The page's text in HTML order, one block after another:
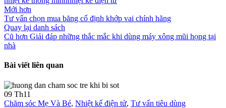
Mới hơn
Tư vấn chọn mua băng cố định khớp vai chính hãng
Quay lại danh sách
Cũ hơn Giải đáp những thắc mắc khi dùng máy xông mũi họng tại
nhà
Bài viết liên quan
09 Th11
Chăm sóc Mẹ Và Bé, Nhiệt kế điện tử, Tư vấn tiêu dùng